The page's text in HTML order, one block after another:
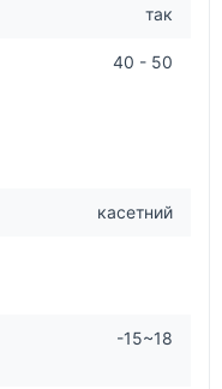
так
40 - 50
касетний
-15~18